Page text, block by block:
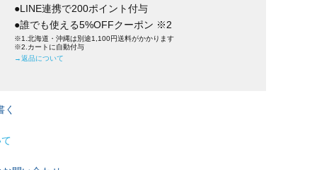
●LINE連携で200ポイント付与
●誰でも使える5%OFFクーポン ※2
※1.北海道・沖縄は別途1,100円送料がかかります
※2.カートに自動付与
→返品について
く